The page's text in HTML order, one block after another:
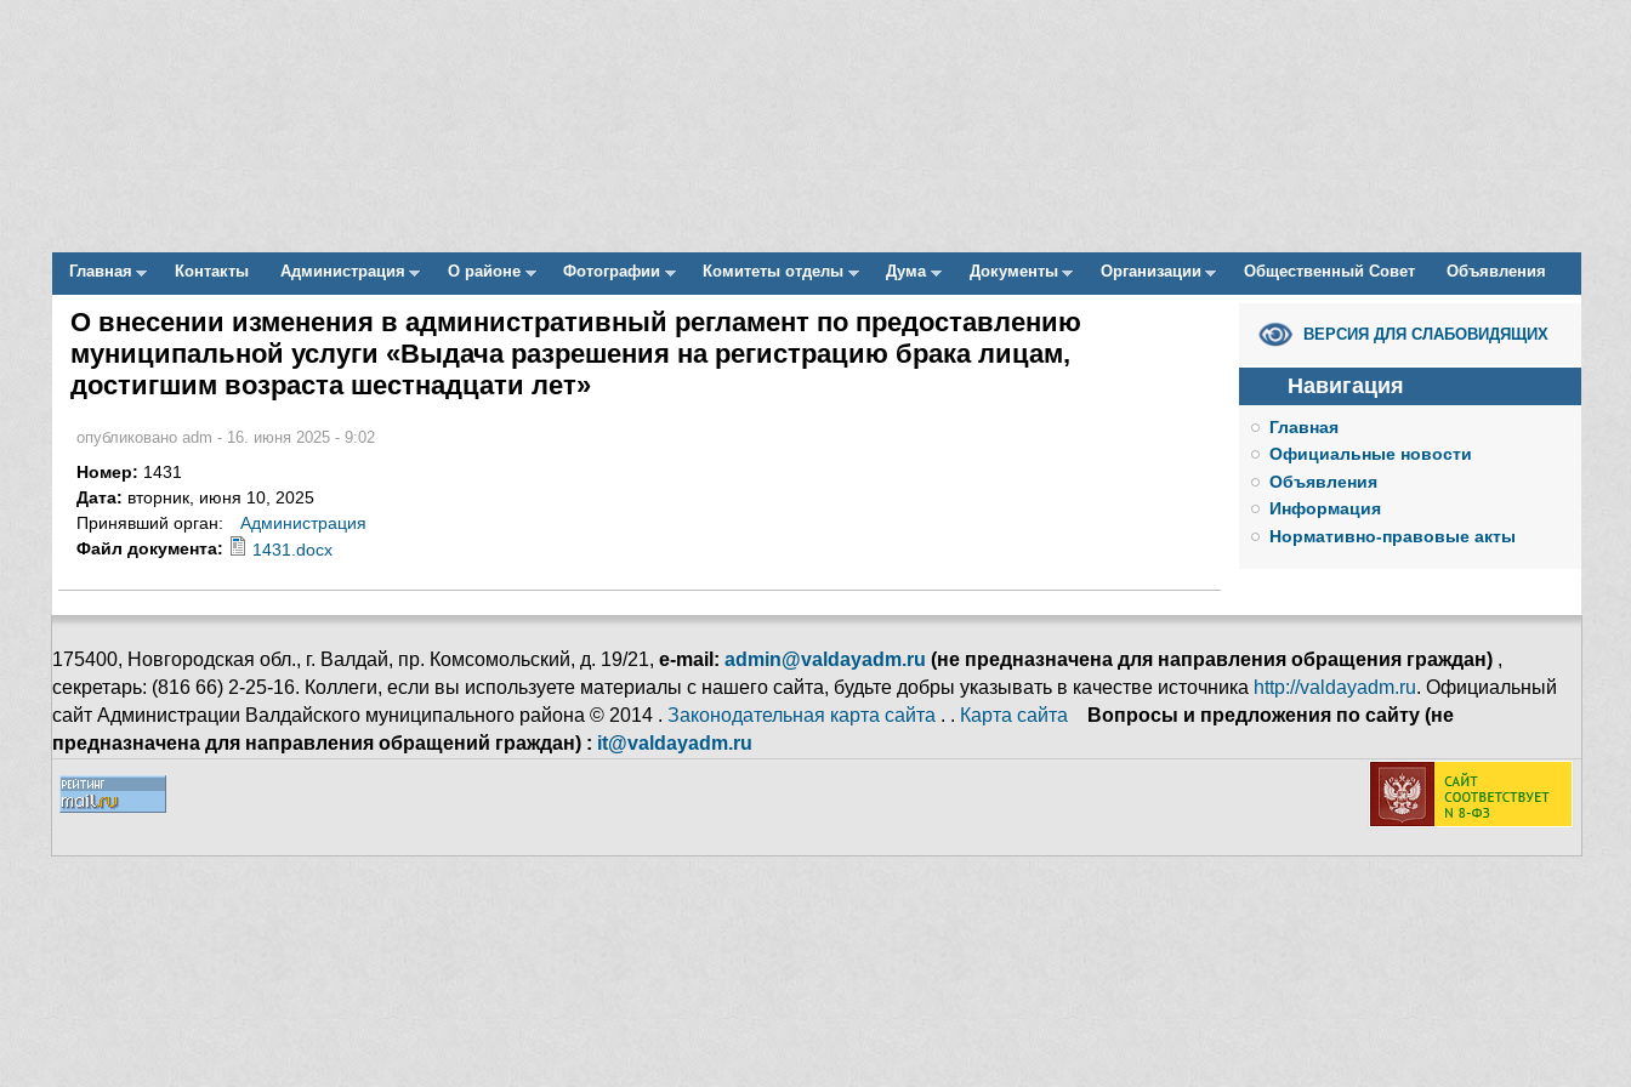
Main menu
Главная Контакты Администрация О районе Фотографии Комитеты отделы Дума Документы Организации Общественный Совет Объявления
Вы здесь
О внесении изменения в административный регламент по предоставлению
муниципальной услуги «Выдача разрешения на регистрацию брака лицам,
достигшим возраста шестнадцати лет»
опубликовано adm - 16. июня 2025 - 9:02
Номер: 1431
Дата: вторник, июня 10, 2025
Принявший орган:
Администрация
Файл документа:
1431.docx
ВЕРСИЯ ДЛЯ СЛАБОВИДЯЩИХ
Навигация
Главная
Официальные новости
Объявления
Информация
Нормативно-правовые акты
175400, Новгородская обл., г. Валдай, пр. Комсомольский, д. 19/21, e-mail: admin@valdayadm.ru (не предназначена для направления обращения граждан) ,
секретарь: (816 66) 2-25-16. Коллеги, если вы используете материалы с нашего сайта, будьте добры указывать в качестве источника http://valdayadm.ru. Официальный
сайт Администрации Валдайского муниципального района © 2014 . Законодательная карта сайта . . Карта сайта
Вопросы и предложения по сайту (не
предназначена для направления обращений граждан) : it@valdayadm.ru